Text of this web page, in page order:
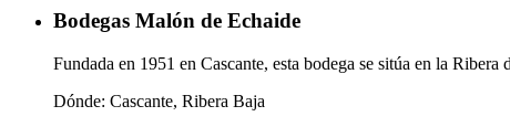
Bodegas Malón de Echaide
Fundada en 1951 en Cascante, esta bodega se sitúa en la
Dónde: Cascante, Ribera Baja